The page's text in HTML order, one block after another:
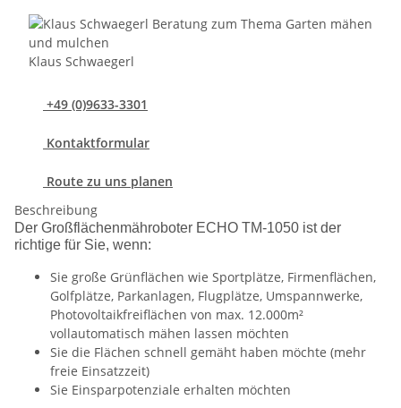
Klaus Schwaegerl
+49 (0)9633-3301
Kontaktformular
Route zu uns planen
Beschreibung
Der Großflächenmähroboter ECHO TM-1050 ist der
richtige für Sie, wenn:
Sie große Grünflächen wie Sportplätze, Firmenflächen,
Golfplätze, Parkanlagen, Flugplätze, Umspannwerke,
Photovoltaikfreiflächen von max. 12.000m²
vollautomatisch mähen lassen möchten
Sie die Flächen schnell gemäht haben möchte (mehr
freie Einsatzzeit)
Sie Einsparpotenziale erhalten möchten